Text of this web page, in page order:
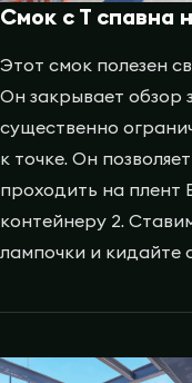
Смок с Т спавна
Этот смок полезен
Он закрывает обзор
существенно
к точке. Он
проходить на плент
контейнеру 2.
лампочки и кидайте